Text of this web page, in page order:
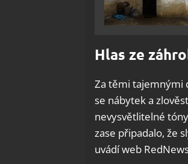
Hlas ze
Za těmi tajemnými
se nábytek a
nevysvětlitelné
zase připadalo, že
uvádí web